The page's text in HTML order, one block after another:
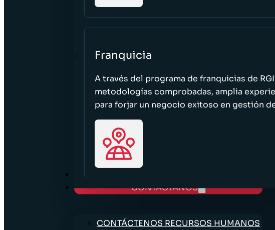
Franquicia
A través del programa de franquicias de
metodologías comprobadas, amplia
para forjar un negocio exitoso en gestión
TRABAJE CON NOSOTROS
CONTÁCTANOS
CONTÁCTENOS RECURSOS HUMANOS